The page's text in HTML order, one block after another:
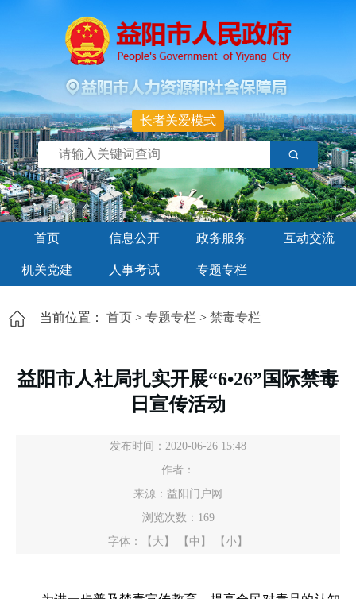
长者关爱模式
首页 信息公开 政务服务 互动交流
机关党建 人事考试 专题专栏
当前位置： 首页 > 专题专栏 > 禁毒专栏
益阳市人社局扎实开展“6•26”国际禁毒
日宣传活动
发布时间：2020-06-26 15:48
作者：
来源：益阳门户网
浏览次数： 169
字体：
【大】 【中】 【小】